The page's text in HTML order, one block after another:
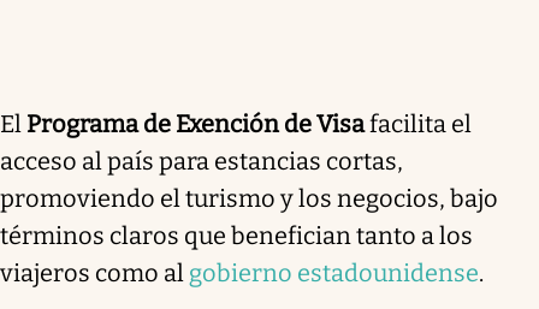
El Programa de Exención de Visafacilita el
acceso al país para estancias cortas,
promoviendo el turismo y los negocios, bajo
términos claros que benefician tanto a los
viajeros como al gobierno estadounidense.